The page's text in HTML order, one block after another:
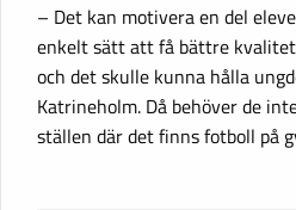
– Det kan motivera en del
enkelt sätt att få bättre
och det skulle kunna hålla
Katrineholm. Då behöver de
ställen där det finns fotboll på